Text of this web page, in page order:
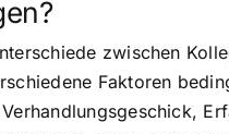
zwischen
Faktoren